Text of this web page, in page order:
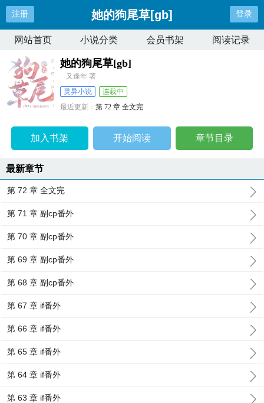
注册 她的狗尾草[gb] 登录
网站首页 小说分类 会员书架 阅读记录
她的狗尾草[gb]
又逢年 著
灵异小说
连载中
最近更新：第 72 章 全文完
加入书架 开始阅读 章节目录
最新章节
第 72 章 全文完
第 71 章 副cp番外
第 70 章 副cp番外
第 69 章 副cp番外
第 68 章 副cp番外
第 67 章 if番外
第 66 章 if番外
第 65 章 if番外
第 64 章 if番外
第 63 章 if番外